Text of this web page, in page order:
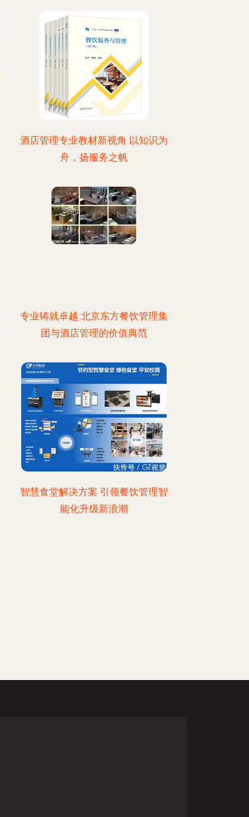
酒店管理专业教材新视角 以知识为
舟，扬服务之帆
专业铸就卓越 北京东方餐饮管理集
团与酒店管理的价值典范
智慧食堂解决方案 引领餐饮管理智
能化升级新浪潮